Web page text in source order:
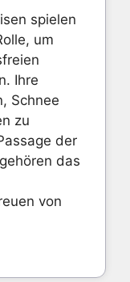
spielen
um
Ihre
Schnee
zu
der
das
von